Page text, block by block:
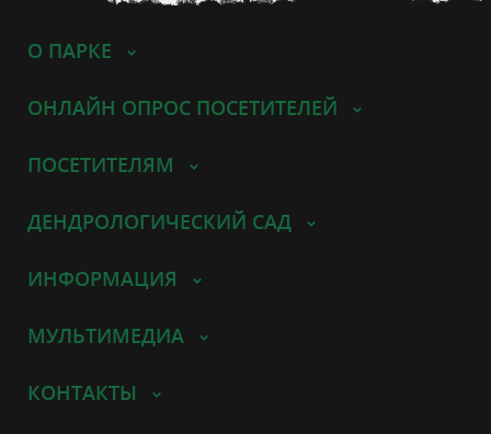
О ПАРКЕ
ОНЛАЙН ОПРОС ПОСЕТИТЕЛЕЙ
ПОСЕТИТЕЛЯМ
ДЕНДРОЛОГИЧЕСКИЙ САД
ИНФОРМАЦИЯ
МУЛЬТИМЕДИА
КОНТАКТЫ